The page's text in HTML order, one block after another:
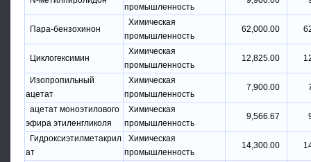
промышленность
Пара-бензохинон
Химическая
промышленность
62,000.00
Циклогексимин
Химическая
промышленность
12,825.00
Изопропильный
ацетат
Химическая
промышленность
7,900.00
ацетат моноэтилового
эфира этиленгликоля
Химическая
промышленность
9,566.67
Гидроксиэтилметакрил
ат
Химическая
промышленность
14,300.00